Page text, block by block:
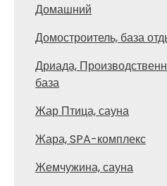
Домашний
Домостроитель, база
Дриада,
база
Жар Птица, сауна
Жара, SPA-комплекс
Жемчужина, сауна